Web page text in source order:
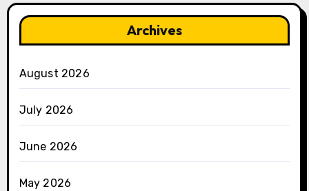
Archives
August 2026
July 2026
June 2026
May 2026